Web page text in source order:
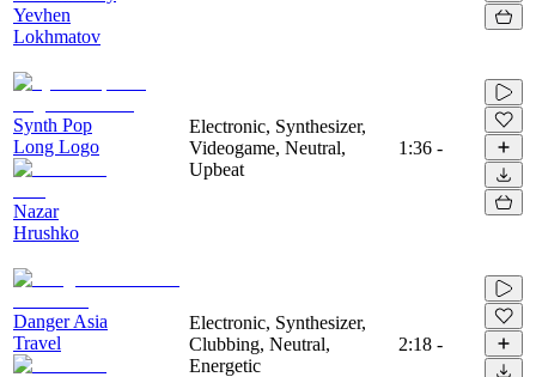
Yevhen
Lokhmatov
Synth Pop
Long Logo
Nazar
Hrushko
Electronic, Synthesizer,
Videogame, Neutral,
Upbeat
1:36 -
Danger Asia
Travel
Electronic, Synthesizer,
Clubbing, Neutral,
Energetic
2:18 -